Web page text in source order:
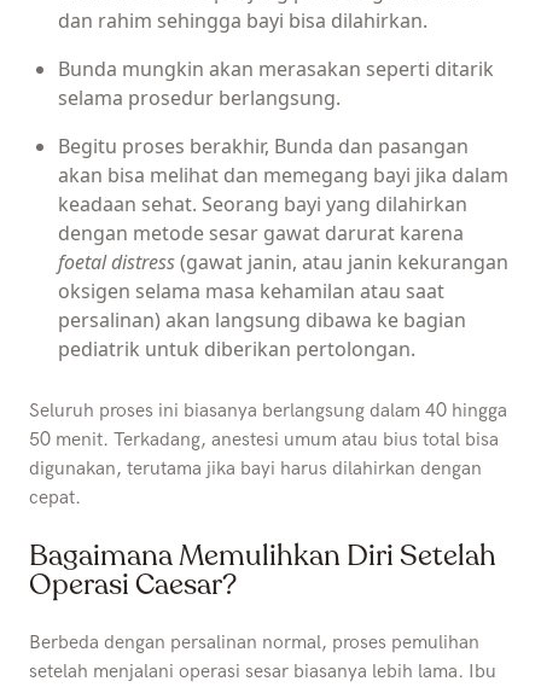
dan rahim sehingga bayi bisa dilahirkan.
Bunda mungkin akan merasakan seperti ditarik
selama prosedur berlangsung.
Begitu proses berakhir, Bunda dan pasangan
akan bisa melihat dan memegang bayi jika dalam
keadaan sehat. Seorang bayi yang dilahirkan
dengan metode sesar gawat darurat karena
foetal distress(gawat janin, atau janin kekurangan
oksigen selama masa kehamilan atau saat
persalinan) akan langsung dibawa ke bagian
pediatrik untuk diberikan pertolongan.
Seluruh proses ini biasanya berlangsung dalam 40 hingga
50 menit. Terkadang, anestesi umum atau bius total bisa
digunakan, terutama jika bayi harus dilahirkan dengan
cepat.
Bagaimana Memulihkan Diri Setelah
Operasi Caesar?
Berbeda dengan persalinan normal, proses pemulihan
setelah menjalani operasi sesar biasanya lebih lama. Ibu